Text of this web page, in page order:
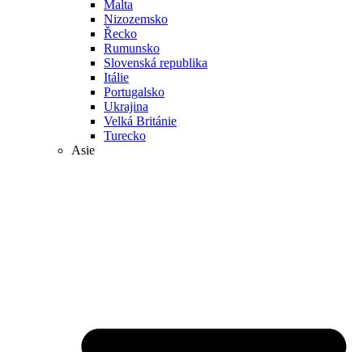
Malta
Nizozemsko
Řecko
Rumunsko
Slovenská republika
Itálie
Portugalsko
Ukrajina
Velká Británie
Turecko
Asie